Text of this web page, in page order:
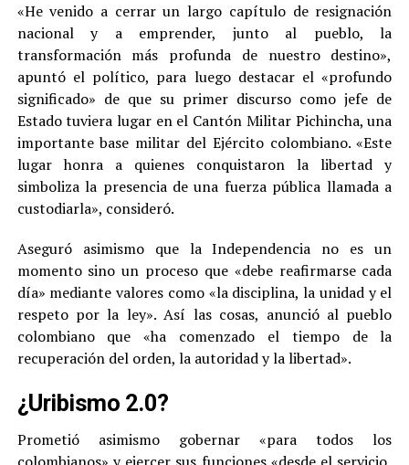
«He venido a cerrar un largo capítulo de resignación
nacional y a emprender, junto al pueblo, la
transformación más profunda de nuestro destino»,
apuntó el político, para luego destacar el «profundo
significado» de que su primer discurso como jefe de
Estado tuviera lugar en el Cantón Militar Pichincha, una
importante base militar del Ejército colombiano. «Este
lugar honra a quienes conquistaron la libertad y
simboliza la presencia de una fuerza pública llamada a
custodiarla», consideró.
Aseguró asimismo que la Independencia no es un
momento sino un proceso que «debe reafirmarse cada
día» mediante valores como «la disciplina, la unidad y el
respeto por la ley». Así las cosas, anunció al pueblo
colombiano que «ha comenzado el tiempo de la
recuperación del orden, la autoridad y la libertad».
¿Uribismo 2.0?
Prometió asimismo gobernar «para todos los